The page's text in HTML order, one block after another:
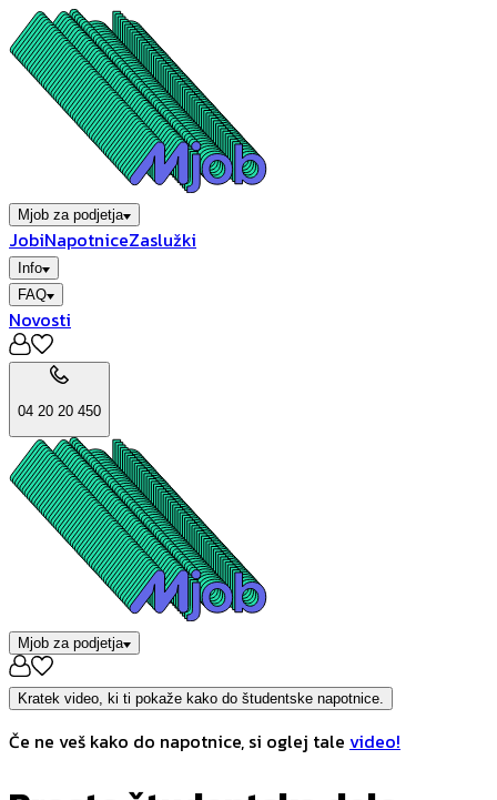
Mjob za podjetja
JobiNapotniceZaslužki
Info
FAQ
Novosti
04 20 20 450
Mjob za podjetja
Kratek video, ki ti pokaže kako do študentske napotnice.
Če ne veš kako do napotnice, si oglej tale video!